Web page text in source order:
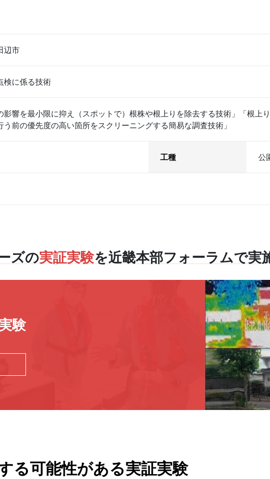
辺市
検に係る技術
影響を最小限に抑え（スポットで）根株や根上りを除去する技術」「根上
う前の優先度の高い箇所をスクリーニングする簡易な調査技術」
工種 公
ズの実証実験を近畿本部フォーラムで実
験
る可能性がある実証実験